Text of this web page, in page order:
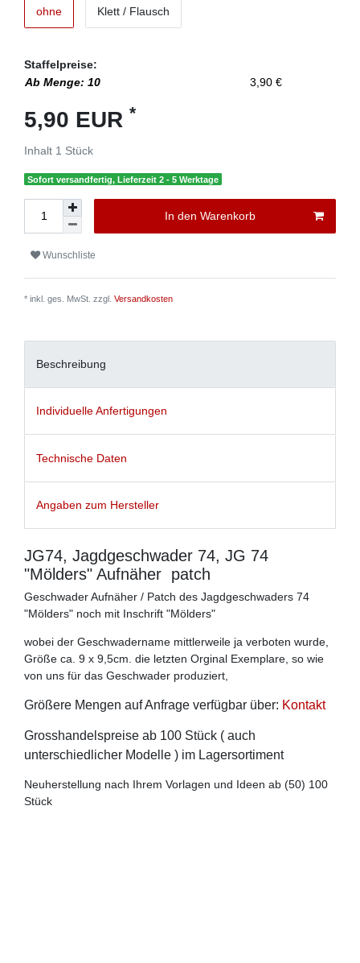
ohne Klett / Flausch
Staffelpreise:
Ab Menge: 10
3,90 €
5,90 EUR *
Inhalt 1 Stück
Sofort versandfertig, Lieferzeit 2 - 5 Werktage
In den Warenkorb
Wunschliste
* inkl. ges. MwSt. zzgl. Versandkosten
Beschreibung
Individuelle Anfertigungen
Technische Daten
Angaben zum Hersteller
JG74, Jagdgeschwader 74, JG 74
"Mölders" Aufnäher patch
Geschwader Aufnäher / Patch des Jagdgeschwaders 74
"Mölders" noch mit Inschrift "Mölders"
wobei der Geschwadername mittlerweile ja verboten wurde,
Größe ca. 9 x 9,5cm. die letzten Orginal Exemplare, so wie
von uns für das Geschwader produziert,
Größere Mengen auf Anfrage verfügbar über: Kontakt
Grosshandelspreise ab 100 Stück ( auch
unterschiedlicher Modelle ) im Lagersortiment
Neuherstellung nach Ihrem Vorlagen und Ideen ab (50) 100
Stück